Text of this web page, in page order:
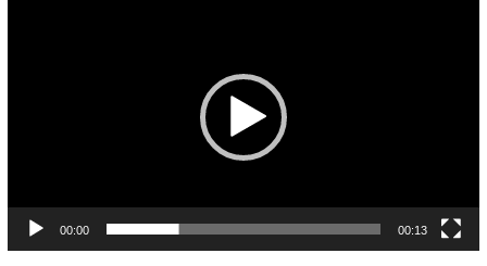
00:00 00:13